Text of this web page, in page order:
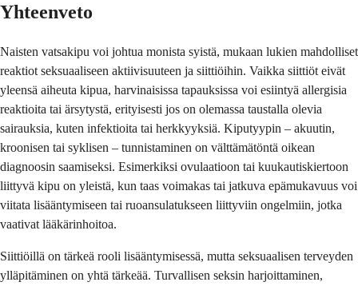
Yhteenveto
Naisten vatsakipu voi johtua monista syistä, mukaan lukien mahdolliset
reaktiot seksuaaliseen aktiivisuuteen ja siittiöihin. Vaikka siittiöt eivät
yleensä aiheuta kipua, harvinaisissa tapauksissa voi esiintyä allergisia
reaktioita tai ärsytystä, erityisesti jos on olemassa taustalla olevia
sairauksia, kuten infektioita tai herkkyyksiä. Kiputyypin – akuutin,
kroonisen tai syklisen – tunnistaminen on välttämätöntä oikean
diagnoosin saamiseksi. Esimerkiksi ovulaatioon tai kuukautiskiertoon
liittyvä kipu on yleistä, kun taas voimakas tai jatkuva epämukavuus voi
viitata lisääntymiseen tai ruoansulatukseen liittyviin ongelmiin, jotka
vaativat lääkärinhoitoa.
Siittiöillä on tärkeä rooli lisääntymisessä, mutta seksuaalisen terveyden
ylläpitäminen on yhtä tärkeää. Turvallisen seksin harjoittaminen,